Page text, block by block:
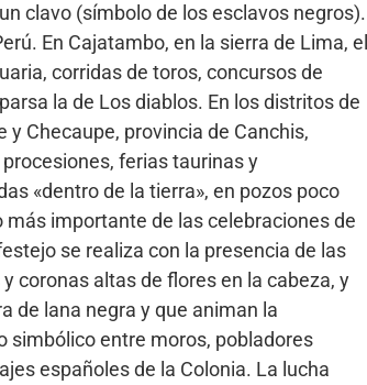
clavo (símbolo de los esclavos negros).
En Cajatambo, en la sierra de Lima, el
corridas de toros, concursos de
la de Los diablos. En los distritos de
Checaupe, provincia de Canchis,
ferias taurinas y
«dentro de la tierra», en pozos poco
importante de las celebraciones de
se realiza con la presencia de las
coronas altas de flores en la cabeza, y
de lana negra y que animan la
simbólico entre moros, pobladores
españoles de la Colonia. La lucha